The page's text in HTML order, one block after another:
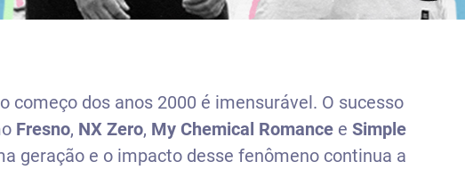
começo dos anos 2000 é imensurável. O sucesso
Fresno, NX Zero, My Chemical Romance e Simple
geração e o impacto desse fenômeno continua a